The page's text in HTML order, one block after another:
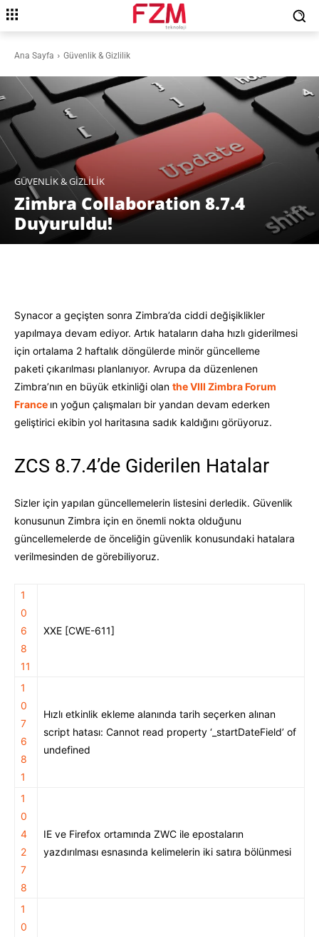
Ana Sayfa Güvenlik & Gizlilik
GÜVENLIK & GIZLILIK
Zimbra Collaboration 8.7.4
Duyuruldu!
Synacor a geçişten sonra Zimbra’da ciddi değişiklikler
yapılmaya devam ediyor. Artık hataların daha hızlı giderilmesi
için ortalama 2 haftalık döngülerde minör güncelleme
paketi çıkarılması planlanıyor. Avrupa da düzenlenen
Zimbra’nın en büyük etkinliği olan the VIII Zimbra Forum
France ın yoğun çalışmaları bir yandan devam ederken
geliştirici ekibin yol haritasına sadık kaldığını görüyoruz.
ZCS 8.7.4’de Giderilen Hatalar
Sizler için yapılan güncellemelerin listesini derledik. Güvenlik
konusunun Zimbra için en önemli nokta olduğunu
güncellemelerde de önceliğin güvenlik konusundaki hatalara
verilmesinden de görebiliyoruz.
1
0
6
8
11
XXE [CWE-611]
1
0
7
6
8
1
Hızlı etkinlik ekleme alanında tarih seçerken alınan
script hatası: Cannot read property ‘_startDateField’ of
undefined
1
0
4
2
7
8
IE ve Firefox ortamında ZWC ile epostaların
yazdırılması esnasında kelimelerin iki satıra bölünmesi
1
0